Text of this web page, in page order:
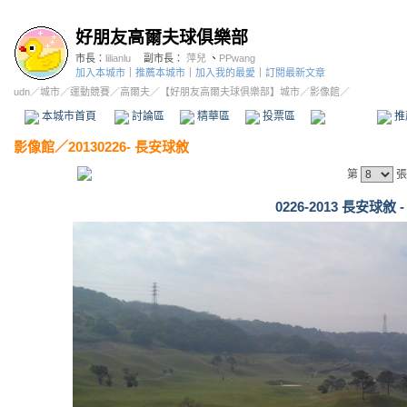
好朋友高爾夫球俱樂部
市長： lilianlu 副市長： 萍兒 、 PPwang
加入本城市
推薦本城市 加入我的最愛
訂閱最新文章
udn／城市／運動競賽／高爾夫／ 【好朋友高爾夫球俱樂部】城市／影像館／
本城市首頁 討論區 精華區 投票區 影像館
影像館／20130226- 長安球敘
第
0226-2013 長安球敘 -